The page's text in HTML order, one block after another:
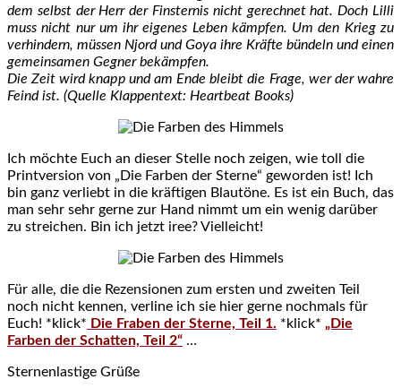
dem selbst der Herr der Finsternis nicht gerechnet hat. Doch Lilli
muss nicht nur um ihr eigenes Leben kämpfen. Um den Krieg zu
verhindern, müssen Njord und Goya ihre Kräfte bündeln und einen
gemeinsamen Gegner bekämpfen.
Die Zeit wird knapp und am Ende bleibt die Frage, wer der wahre
Feind ist. (Quelle Klappentext: Heartbeat Books)
Ich möchte Euch an dieser Stelle noch zeigen, wie toll die
Printversion von „Die Farben der Sterne“ geworden ist! Ich
bin ganz verliebt in die kräftigen Blautöne. Es ist ein Buch, das
man sehr sehr gerne zur Hand nimmt um ein wenig darüber
zu streichen. Bin ich jetzt iree? Vielleicht!
Für alle, die die Rezensionen zum ersten und zweiten Teil
noch nicht kennen, verline ich sie hier gerne nochmals für
Euch! *klick* Die Fraben der Sterne, Teil 1. *klick* „Die
Farben der Schatten, Teil 2“ …
Sternenlastige Grüße